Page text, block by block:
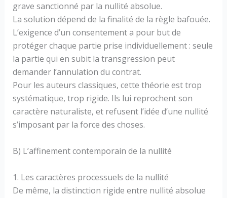
grave sanctionné par la nullité absolue.
La solution dépend de la finalité de la règle bafouée.
L’exigence d’un consentement a pour but de
protéger chaque partie prise individuellement : seule
la partie qui en subit la transgression peut
demander l’annulation du contrat.
Pour les auteurs classiques, cette théorie est trop
systématique, trop rigide. Ils lui reprochent son
caractère naturaliste, et refusent l’idée d’une nullité
s’imposant par la force des choses.
B) L’affinement contemporain de la nullité
1. Les caractères processuels de la nullité
De même, la distinction rigide entre nullité absolue